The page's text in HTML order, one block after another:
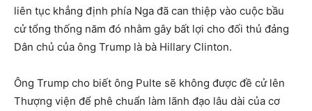
liên tục khẳng định phía Nga đã can thiệp vào cuộc bầu
cử tổng thống năm đó nhằm gây bất lợi cho đối thủ đảng
Dân chủ của ông Trump là bà Hillary Clinton.
Ông Trump cho biết ông Pulte sẽ không được đề cử lên
Thượng viện để phê chuẩn làm lãnh đạo lâu dài của cơ